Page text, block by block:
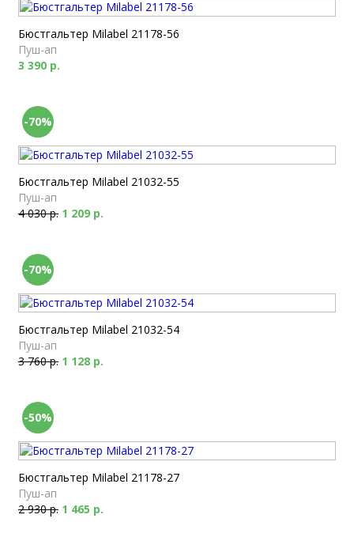
Бюстгальтер Milabel 21178-56
Пуш-ап
3 390 р.
-70%
Бюстгальтер Milabel 21032-55
Пуш-ап
4 030 р. 1 209 р.
-70%
Бюстгальтер Milabel 21032-54
Пуш-ап
3 760 р. 1 128 р.
-50%
Бюстгальтер Milabel 21178-27
Пуш-ап
2 930 р. 1 465 р.